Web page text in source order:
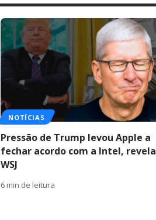
NOTÍCIAS
Pressão de Trump levou Apple a
fechar acordo com a Intel, revela
WSJ
6 min de leitura